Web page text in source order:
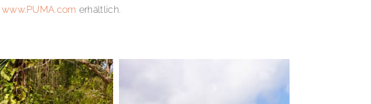
www.PUMA.com erhältlich.